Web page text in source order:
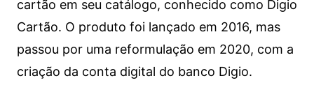
cartão em seu catálogo, conhecido como Digio
Cartão. O produto foi lançado em 2016, mas
passou por uma reformulação em 2020, com a
criação da conta digital do banco Digio.